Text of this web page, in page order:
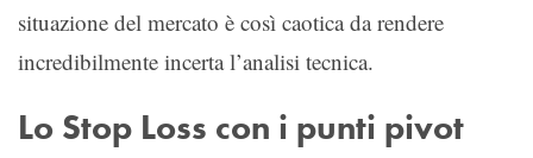
situazione del mercato è così caotica da rendere
incredibilmente incerta l’analisi tecnica.
Lo Stop Loss con i punti pivot